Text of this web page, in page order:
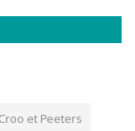
et Peeters